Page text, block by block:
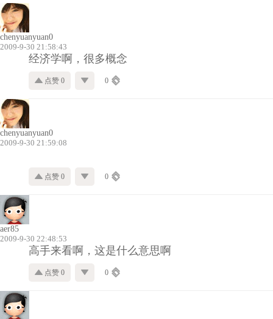
chenyuanyuan0
2009-9-30 21:58:43
经济学啊，很多概念
点赞 0 0
chenyuanyuan0
2009-9-30 21:59:08
点赞 0 0
aer85
2009-9-30 22:48:53
高手来看啊，这是什么意思啊
点赞 0 0